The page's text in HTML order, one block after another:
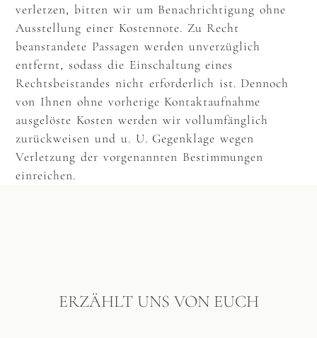
verletzen, bitten wir um Benachrichtigung ohne
Ausstellung einer Kostennote. Zu Recht
beanstandete Passagen werden unverzüglich
entfernt, sodass die Einschaltung eines
Rechtsbeistandes nicht erforderlich ist. Dennoch
von Ihnen ohne vorherige Kontaktaufnahme
ausgelöste Kosten werden wir vollumfänglich
zurückweisen und u. U. Gegenklage wegen
Verletzung der vorgenannten Bestimmungen
einreichen.
ERZÄHLT UNS VON EUCH